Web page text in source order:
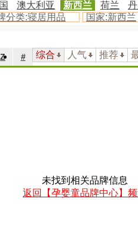
澳大利亚 新西兰 荷兰
分类:寝居用品 国家:新西兰
Z # 综合 人气 推荐
未找到相关品牌信息
返回【孕婴童品牌中心】